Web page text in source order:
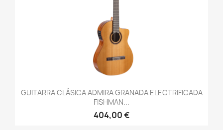
GUITARRA CLÁSICA ADMIRA GRANADA ELECTRIFICADA
FISHMAN...
404,00 €